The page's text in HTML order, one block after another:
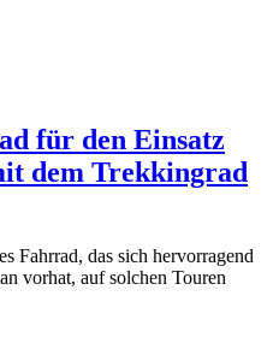
für den Einsatz
dem Trekkingrad
Fahrrad, das sich hervorragend
vorhat, auf solchen Touren